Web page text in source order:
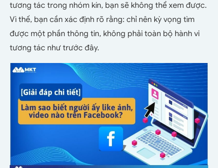
tương tác trong nhóm kín, bạn sẽ không thể xem được.
Vì thế, bạn cần xác định rõ rằng: chỉ nên kỳ vọng tìm
được một phần thông tin, không phải toàn bộ hành vi
tương tác như trước đây.